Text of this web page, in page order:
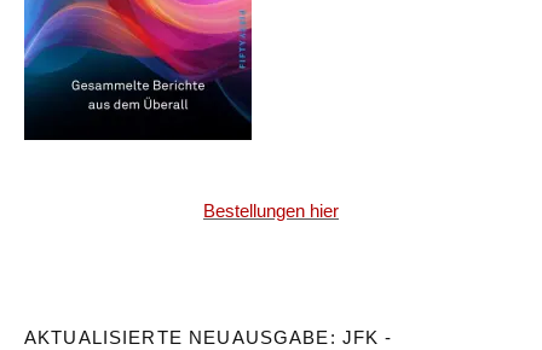
Bestellungen hier
AKTUALISIERTE NEUAUSGABE: JFK -